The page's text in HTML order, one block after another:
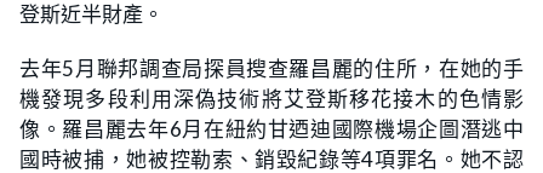
登斯近半財產。
去年5月聯邦調查局探員搜查羅昌麗的住所，在她的手
機發現多段利用深偽技術將艾登斯移花接木的色情影
像。羅昌麗去年6月在紐約甘迺迪國際機場企圖潛逃中
國時被捕，她被控勒索、銷毀紀錄等4項罪名。她不認